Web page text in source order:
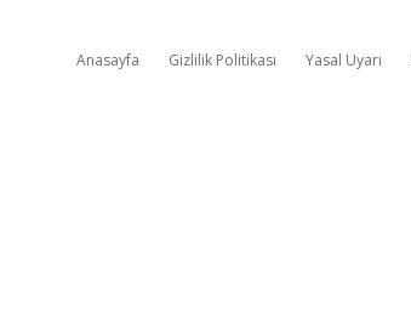
Anasayfa Gizlilik Politikası Yasal Uyarı